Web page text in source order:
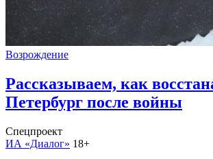
Возрождение
Рассказываем, как
Петербург после войны
Спецпроект
ИА «Диалог» 18+